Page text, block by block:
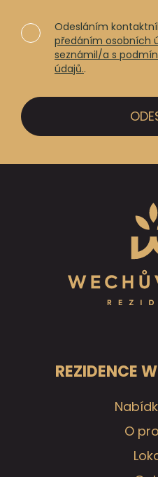
Odesláním
předáním osobních
seznámil/a s
údajů..
REZIDENCE
O